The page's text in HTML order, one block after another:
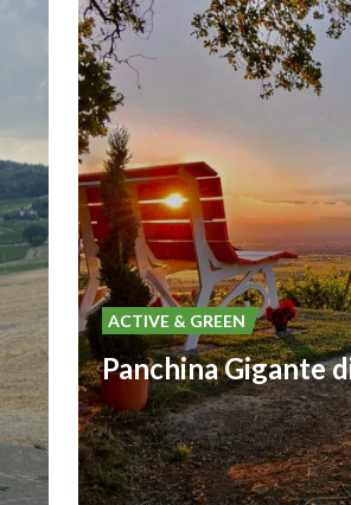
e domenica 6:30-13:00. Chiuso
Tel. 329.5382455 | Orari: da lunedì a
366.5325151 | Aperto tutti i giorni
ACTIVE & GREEN